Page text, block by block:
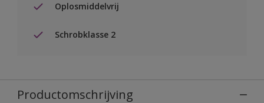
Oplosmiddelvrij
Schrobklasse 2
Productomschrijving